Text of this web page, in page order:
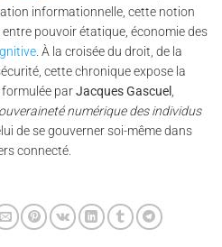
informationnelle, cette notion
entre pouvoir étatique, économie des
. À la croisée du droit, de la
cette chronique expose la
parJacques Gascuel
numérique des individus
de se gouverner soi-même dans
connecté.